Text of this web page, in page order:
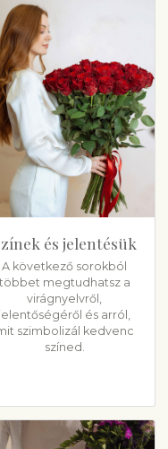
és jelentésük
A következő sorokból
többet megtudhatsz a
virágnyelvről,
jelentőségéről és arról,
szimbolizál kedvenc
színed.